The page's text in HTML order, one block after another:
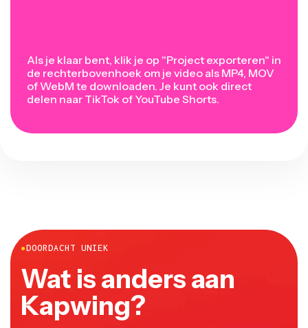
Als je klaar bent, klik je op "Project exporteren" in
de rechterbovenhoek om je video als MP4, MOV
of WebM te downloaden. Je kunt ook direct
delen naar TikTok of YouTube Shorts.
●DOORDACHT UNIEK
Wat is anders aan
Kapwing?